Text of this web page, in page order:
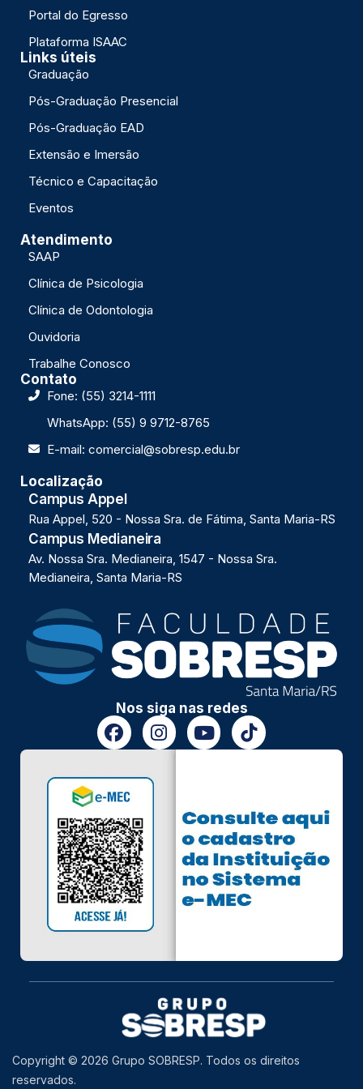
Portal do Egresso
Plataforma ISAAC
Links úteis
Graduação
Pós-Graduação Presencial
Pós-Graduação EAD
Extensão e Imersão
Técnico e Capacitação
Eventos
Atendimento
SAAP
Clínica de Psicologia
Clínica de Odontologia
Ouvidoria
Trabalhe Conosco
Contato
Fone: (55) 3214-1111
WhatsApp: (55) 9 9712-8765
E-mail: comercial@sobresp.edu.br
Localização
Campus Appel
Rua Appel, 520 - Nossa Sra. de Fátima, Santa Maria-RS
Campus Medianeira
Av. Nossa Sra. Medianeira, 1547 - Nossa Sra.
Medianeira, Santa Maria-RS
Nos siga nas redes
Copyright © 2026 Grupo SOBRESP. Todos os direitos
reservados.